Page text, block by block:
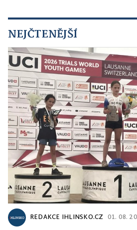
NEJČTENĚJŠÍ
REDAKCE IHLINSKO.CZ 01. 08.